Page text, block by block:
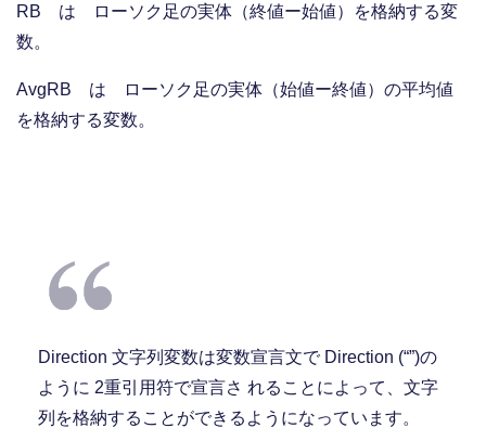
RB は ローソク足の実体（終値ー始値）を格納する変
数。
AvgRB は ローソク足の実体（始値ー終値）の平均値
を格納する変数。
Direction 文字列変数は変数宣言文で Direction (“”)の
ように 2重引用符で宣言さ れることによって、文字
列を格納することができるようになっています。